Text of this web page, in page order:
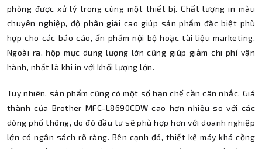
phòng được xử lý trong cùng một thiết bị. Chất lượng in màu
chuyên nghiệp, độ phân giải cao giúp sản phẩm đặc biệt phù
hợp cho các báo cáo, ấn phẩm nội bộ hoặc tài liệu marketing.
Ngoài ra, hộp mực dung lượng lớn cũng giúp giảm chi phí vận
hành, nhất là khi in với khối lượng lớn.
Tuy nhiên, sản phẩm cũng có một số hạn chế cần cân nhắc. Giá
thành của Brother MFC-L8690CDW cao hơn nhiều so với các
dòng phổ thông, do đó đầu tư sẽ phù hợp hơn với doanh nghiệp
lớn có ngân sách rõ ràng. Bên cạnh đó, thiết kế máy khá cồng